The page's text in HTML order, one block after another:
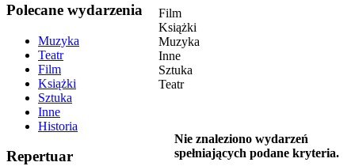
Polecane wydarzenia
Muzyka
Teatr
Film
Książki
Sztuka
Inne
Historia
Repertuar
Film
Książki
Muzyka
Inne
Sztuka
Teatr
Nie znaleziono wydarzeń
spełniających podane kryteria.